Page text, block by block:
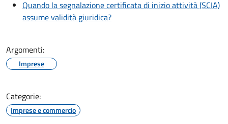
Quando la segnalazione certificata di inizio attività (SCIA)
assume validità giuridica?
Argomenti:
Imprese
Categorie:
Imprese e commercio